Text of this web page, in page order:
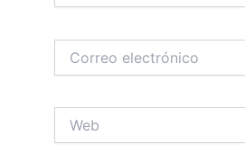
electrónico